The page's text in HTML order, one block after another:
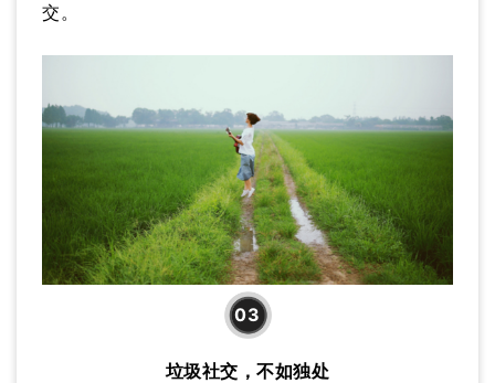
交。
03
垃圾社交，不如独处